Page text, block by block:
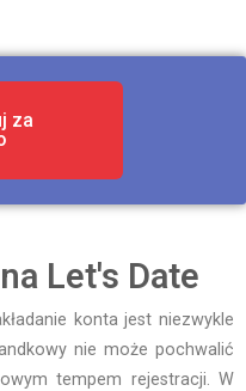
za
Let's Date
konta jest niezwykle
nie może pochwalić
tempem rejestracji. W